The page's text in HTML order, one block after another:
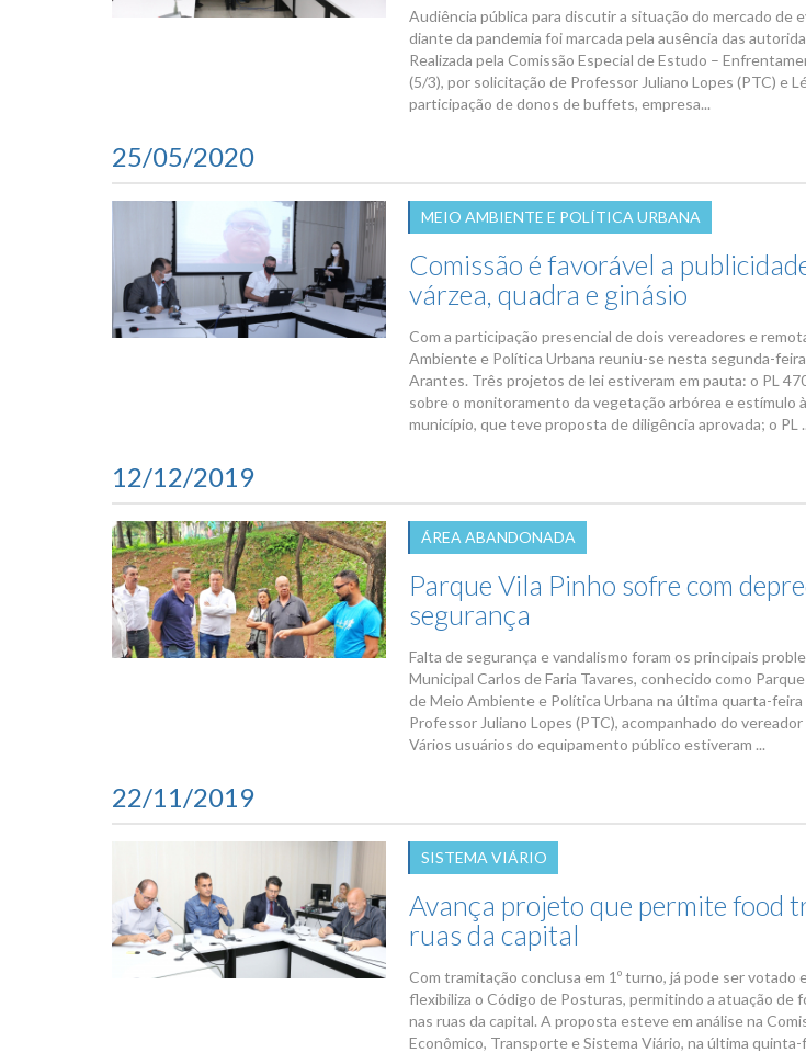
Audiência pública para discutir a situação do mercado de
diante da pandemia foi marcada pela ausência das
Realizada pela Comissão Especial de Estudo –
(5/3), por solicitação de Professor Juliano Lopes (PTC) e
participação de donos de buffets, empresa...
25/05/2020
MEIO AMBIENTE E POLÍTICA URBANA
Comissão é favorável a
várzea, quadra e ginásio
Com a participação presencial de dois vereadores e
Ambiente e Política Urbana reuniu-se nesta segunda-
Arantes. Três projetos de lei estiveram em pauta: o PL
sobre o monitoramento da vegetação arbórea e estímulo
município, que teve proposta de diligência aprovada; o PL
12/12/2019
ÁREA ABANDONADA
Parque Vila Pinho sofre com
segurança
Falta de segurança e vandalismo foram os principais
Municipal Carlos de Faria Tavares, conhecido como
de Meio Ambiente e Política Urbana na última quarta-
Professor Juliano Lopes (PTC), acompanhado do
Vários usuários do equipamento público estiveram ...
22/11/2019
SISTEMA VIÁRIO
Avança projeto que permite food
ruas da capital
Com tramitação conclusa em 1º turno, já pode ser votado
flexibiliza o Código de Posturas, permitindo a atuação de
nas ruas da capital. A proposta esteve em análise na
Econômico, Transporte e Sistema Viário, na última